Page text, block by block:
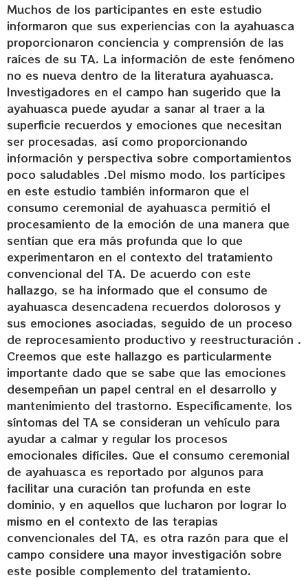
Muchos de los participantes en este estudio
informaron que sus experiencias con la ayahuasca
proporcionaron conciencia y comprensión de las
raíces de su TA. La información de este fenómeno
no es nueva dentro de la literatura ayahuasca.
Investigadores en el campo han sugerido que la
ayahuasca puede ayudar a sanar al traer a la
superficie recuerdos y emociones que necesitan
ser procesadas, así como proporcionando
información y perspectiva sobre comportamientos
poco saludables .Del mismo modo, los partícipes
en este estudio también informaron que el
consumo ceremonial de ayahuasca permitió el
procesamiento de la emoción de una manera que
sentían que era más profunda que lo que
experimentaron en el contexto del tratamiento
convencional del TA. De acuerdo con este
hallazgo, se ha informado que el consumo de
ayahuasca desencadena recuerdos dolorosos y
sus emociones asociadas, seguido de un proceso
de reprocesamiento productivo y reestructuración .
Creemos que este hallazgo es particularmente
importante dado que se sabe que las emociones
desempeñan un papel central en el desarrollo y
mantenimiento del trastorno. Específicamente, los
síntomas del TA se consideran un vehículo para
ayudar a calmar y regular los procesos
emocionales difíciles. Que el consumo ceremonial
de ayahuasca es reportado por algunos para
facilitar una curación tan profunda en este
dominio, y en aquellos que lucharon por lograr lo
mismo en el contexto de las terapias
convencionales del TA, es otra razón para que el
campo considere una mayor investigación sobre
este posible complemento del tratamiento.